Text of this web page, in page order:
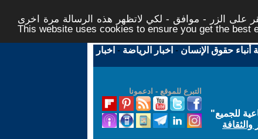
على الزر - موافق - لكي لاتظهر هذه الرسالة مرة اخرى -
This website uses cookies to ensure you get the best
أنباء حقوق الإنسان - اخبار الرياضة - اخبار
التبرع للموقع - ادعمونا
للجميع"